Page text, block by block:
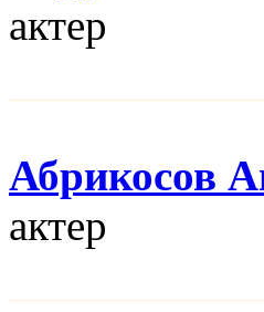
актер
Абрикосов
актер